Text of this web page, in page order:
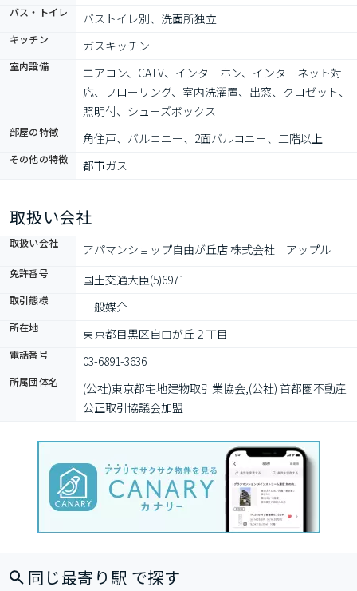
バス・トイレ バストイレ別、洗面所独立
キッチン ガスキッチン
室内設備
エアコン、CATV、インターホン、インターネット対
応、フローリング、室内洗濯置、出窓、クロゼット、
照明付、シューズボックス
部屋の特徴 角住戸、バルコニー、2面バルコニー、二階以上
その他の特徴 都市ガス
取扱い会社
取扱い会社 アパマンショップ自由が丘店 株式会社　アップル
免許番号 国土交通大臣(5)6971
取引態様 一般媒介
所在地 東京都目黒区自由が丘２丁目
電話番号 03-6891-3636
所属団体名
(公社)東京都宅地建物取引業協会,(公社) 首都圏不動産
公正取引協議会加盟
同じ最寄り駅 で探す